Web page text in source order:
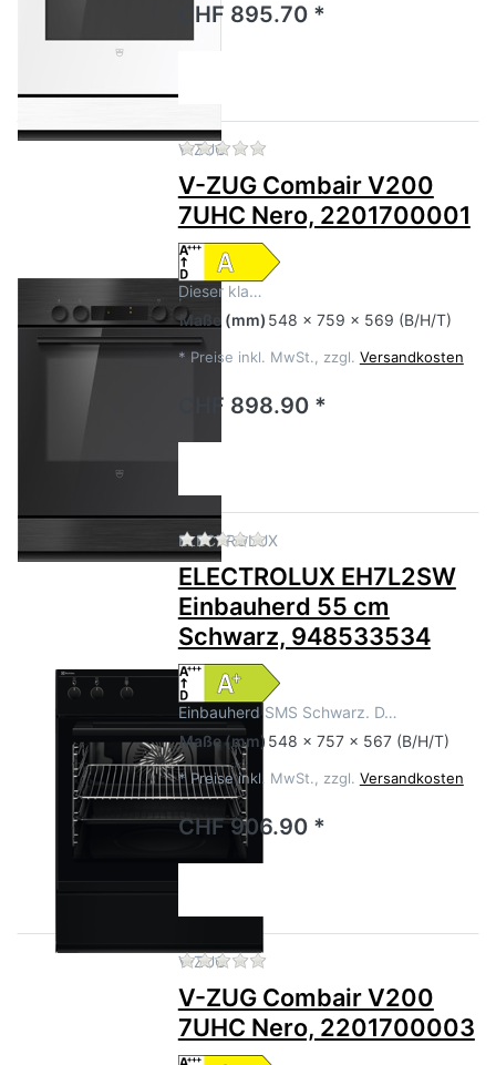
CHF 895.70 *
V-ZUG Zu diesem Produkt liegen
V-ZUG Combair V200
7UHC Nero, 2201700001
Dieser kla…
Maße (mm) 548 x 759 x 569 (B/H/T)
* Preise inkl. MwSt., zzgl. Versandkosten
CHF 898.90 *
ELECTROLUXZu diesem Produkt liegen
ELECTROLUX EH7L2SW
Einbauherd 55 cm
Schwarz, 948533534
Einbauherd SMS Schwarz. D…
Maße(mm) 548 x 757 x 567 (B/H/T)
* Preise inkl. MwSt., zzgl. Versandkosten
CHF 906.90 *
V-ZUG Zu diesem Produkt liegen
V-ZUG Combair V200
7UHC Nero, 2201700003